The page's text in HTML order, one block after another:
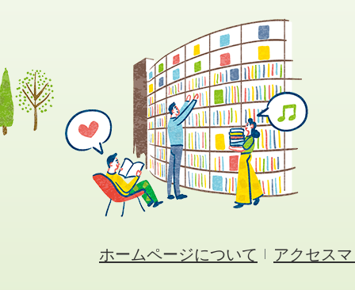
ホームページについて アクセス